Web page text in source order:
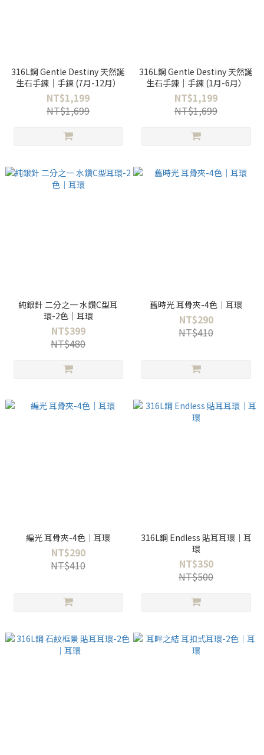
316L鋼 Gentle Destiny 天然誕
生石手鍊｜手鍊 (7月-12月）
NT$1,199
NT$1,699
316L鋼 Gentle Destiny 天然誕
生石手鍊｜手鍊 (1月-6月）
NT$1,199
NT$1,699
純銀針 二分之一 水鑽C型耳
環-2色｜耳環
NT$399
NT$480
舊時光 耳骨夾-4色｜耳環
NT$290
NT$410
編光 耳骨夾-4色｜耳環
NT$290
NT$410
316L鋼 Endless 貼耳耳環｜耳
環
NT$350
NT$500